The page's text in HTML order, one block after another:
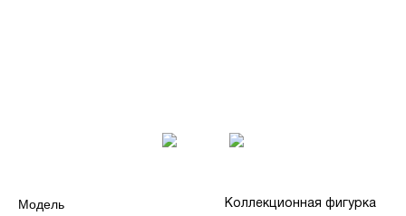
Модель Коллекционная фигурка